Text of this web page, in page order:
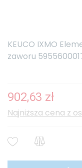
KEUCO IXMO
zaworu
902,63 zł
Najniższa cena z